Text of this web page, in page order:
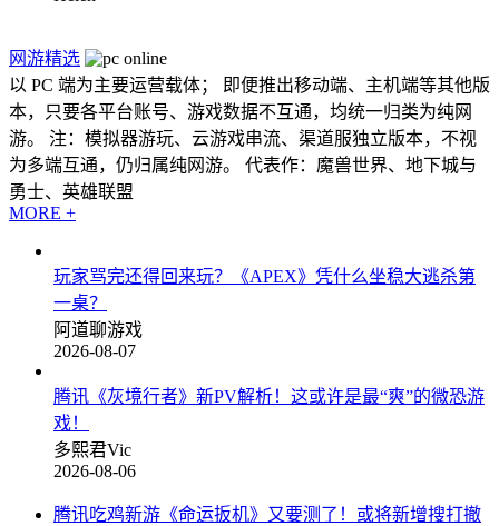
网游精选
以 PC 端为主要运营载体； 即便推出移动端、主机端等其他版
本，只要各平台账号、游戏数据不互通，均统一归类为纯网
游。 注：模拟器游玩、云游戏串流、渠道服独立版本，不视
为多端互通，仍归属纯网游。 代表作：魔兽世界、地下城与
勇士、英雄联盟
MORE +
玩家骂完还得回来玩？《APEX》凭什么坐稳大逃杀第
一桌？
阿道聊游戏
2026-08-07
腾讯《灰境行者》新PV解析！这或许是最“爽”的微恐游
戏！
多熙君Vic
2026-08-06
腾讯吃鸡新游《命运扳机》又要测了！或将新增搜打撤